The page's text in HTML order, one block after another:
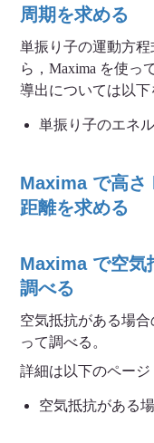
周期を求める
単振り子の運動方
ら，Maxima を使っ
導出については以下
単振り子のエネ
Maxima で高さ
距離を求める
Maxima で空気
調べる
空気抵抗がある場
って調べる。
詳細は以下のページ
空気抵抗がある